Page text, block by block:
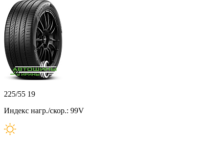
225/55 19
Индекс нагр./скор.: 99V